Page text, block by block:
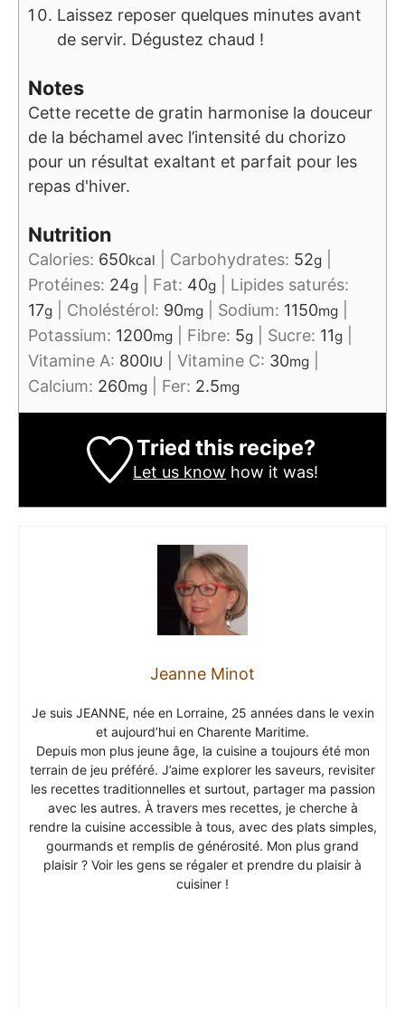
Laissez reposer quelques minutes avant
de servir. Dégustez chaud !
Notes
Cette recette de gratin harmonise la douceur
de la béchamel avec l’intensité du chorizo
pour un résultat exaltant et parfait pour les
repas d'hiver.
Nutrition
Calories: 650kcal Carbohydrates: 52g
Protéines: 24g Fat: 40g
Lipides saturés:
17g Choléstérol: 90mg Sodium: 1150mg
Potassium: 1200mg Fibre: 5g Sucre: 11g
Vitamine A: 800IU Vitamine C: 30mg
Calcium: 260mg Fer: 2.5mg
Tried this recipe?
Let us know how it was!
Jeanne Minot
Je suis JEANNE, née en Lorraine, 25 années dans le vexin
et aujourd’hui en Charente Maritime.
Depuis mon plus jeune âge, la cuisine a toujours été mon
terrain de jeu préféré. J’aime explorer les saveurs, revisiter
les recettes traditionnelles et surtout, partager ma passion
avec les autres. À travers mes recettes, je cherche à
rendre la cuisine accessible à tous, avec des plats simples,
gourmands et remplis de générosité. Mon plus grand
plaisir ? Voir les gens se régaler et prendre du plaisir à
cuisiner !